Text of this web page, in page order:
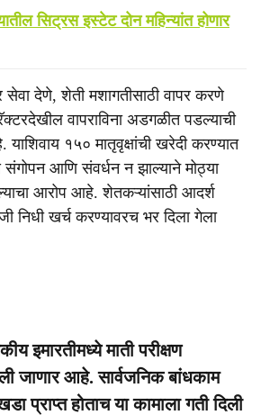
सिट्रस इस्टेट दोन महिन्यांत होणार
सेवा देणे, शेती मशागतीसाठी वापर करणे
वापराविना अडगळीत पडल्याची
१५० मातृवृक्षांची खरेदी करण्यात
संगोपन आणि संवर्धन न झाल्याने मोठ्या
आरोप आहे. शेतकऱ्यांसाठी आदर्श
निधी खर्च करण्यावरच भर दिला गेला
इमारतीमध्ये माती परीक्षण
जाणार आहे. सार्वजनिक बांधकाम
प्राप्त होताच या कामाला गती दिली